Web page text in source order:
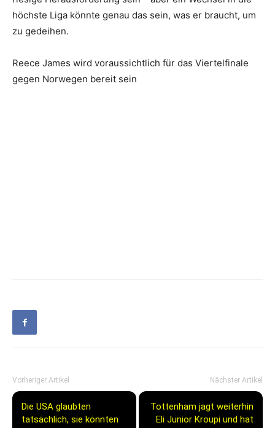
höchste Liga könnte genau das sein, was er braucht, um
zu gedeihen.
Reece James wird voraussichtlich für das Viertelfinale
gegen Norwegen bereit sein
Vorheriger Artikel
Die USA glaubten
tatsächlich, sie könnten
Nächster Artikel
Tottenham jagt weiterhin
Eli Junior Kroupi und hat